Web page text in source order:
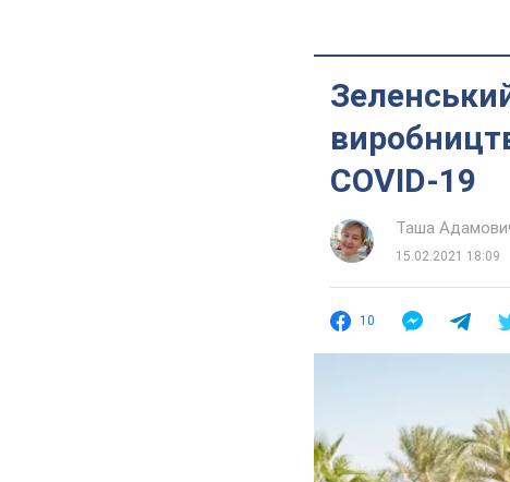
COVID-19
Таша
15.02.2021 18:09
10